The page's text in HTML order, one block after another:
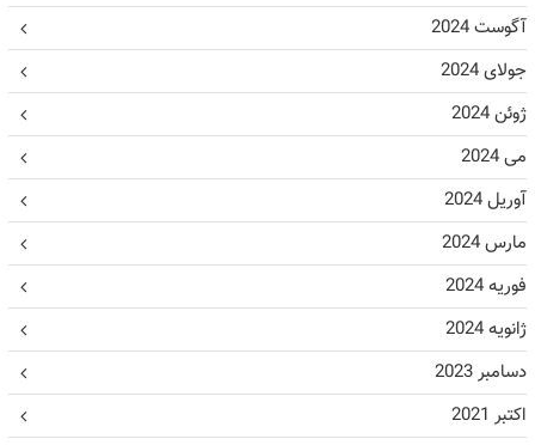
آگوست 2024
جولای 2024
ژوئن 2024
می 2024
آوریل 2024
مارس 2024
فوریه 2024
ژانویه 2024
دسامبر 2023
اکتبر 2021